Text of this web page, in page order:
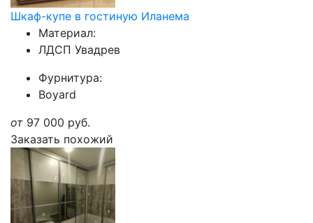
Шкаф-купе в гостиную Иланема
Материал:
ЛДСП Увадрев
Фурнитура:
Boyard
от 97 000 руб.
Заказать похожий